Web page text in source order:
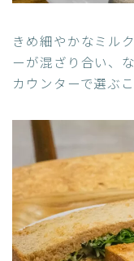
きめ細やかなミル
ーが混ざり合い、
カウンターで選ぶ